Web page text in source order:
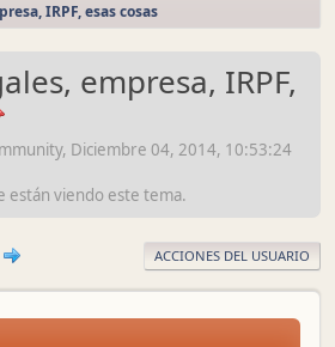
IRPF, esas cosas
empresa, IRPF,
Diciembre 04, 2014, 10:53:24
están viendo este tema.
ACCIONES DEL USUARIO